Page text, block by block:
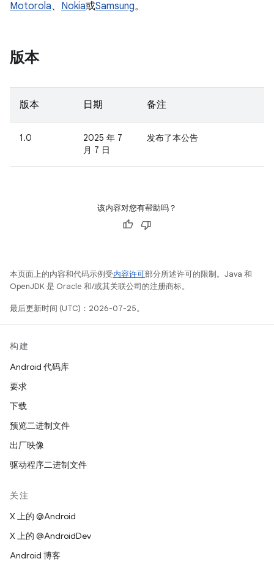
Motorola、 Nokia或Samsung。
版本
版本 日期 备注
1.0
2025 年 7
月 7 日
发布了本公告
该内容对您有帮助吗？
本页面上的内容和代码示例受内容许可部分所述许可的限制。Java 和
OpenJDK 是 Oracle 和/或其关联公司的注册商标。
最后更新时间 (UTC)：2026-07-25。
构建
Android 代码库
要求
下载
预览二进制文件
出厂映像
驱动程序二进制文件
关注
X 上的 @Android
X 上的 @AndroidDev
Android 博客